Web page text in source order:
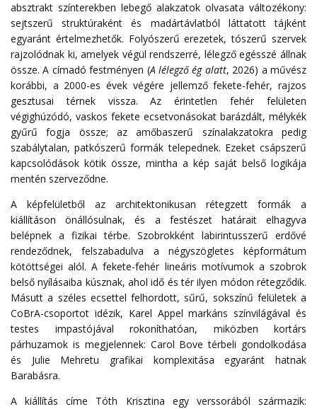
absztrakt színterekben lebegő alakzatok olvasata változékony:
sejtszerű struktúraként és madártávlatból láttatott tájként
egyaránt értelmezhetők. Folyószerű erezetek, tószerű szervek
rajzolódnak ki, amelyek végül rendszerré, lélegző egésszé állnak
össze. A címadó festményen (A lélegző ég alatt, 2026) a művész
korábbi, a 2000-es évek végére jellemző fekete-fehér, rajzos
gesztusai térnek vissza. Az érintetlen fehér felületen
végighúzódó, vaskos fekete ecsetvonásokat barázdált, mélykék
gyűrű fogja össze; az amőbaszerű színalakzatokra pedig
szabálytalan, patkószerű formák telepednek. Ezeket csápszerű
kapcsolódások kötik össze, mintha a kép saját belső logikája
mentén szerveződne.
A képfelületből az architektonikusan rétegzett formák a
kiállításon önállósulnak, és a festészet határait elhagyva
belépnek a fizikai térbe. Szobrokként labirintusszerű erdővé
rendeződnek, felszabadulva a négyszögletes képformátum
kötöttségei alól. A fekete-fehér lineáris motívumok a szobrok
belső nyílásaiba kúsznak, ahol idő és tér ilyen módon rétegződik.
Másutt a széles ecsettel felhordott, sűrű, sokszínű felületek a
CoBrA-csoportot idézik, Karel Appel markáns színvilágával és
testes impastójával rokoníthatóan, miközben kortárs
párhuzamok is megjelennek: Carol Bove térbeli gondolkodása
és Julie Mehretu grafikai komplexitása egyaránt hatnak
Barabásra.
A kiállítás címe Tóth Krisztina egy verssorából származik: